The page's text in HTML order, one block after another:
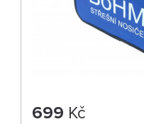
699 Kč